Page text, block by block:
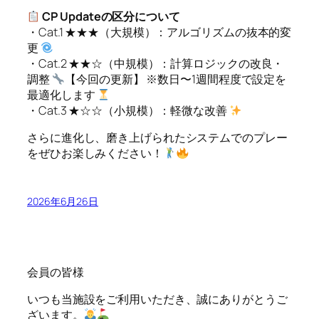
CP Updateの区分について
・Cat.1 ★★★（大規模）：アルゴリズムの抜本的変
更
・Cat.2 ★★☆（中規模）：計算ロジックの改良・
調整
【今回の更新】 ※数日〜1週間程度で設定を
最適化します
・Cat.3 ★☆☆（小規模）：軽微な改善
さらに進化し、磨き上げられたシステムでのプレー
をぜひお楽しみください！
2026年6月26日
会員の皆様
いつも当施設をご利用いただき、誠にありがとうご
ざいます。